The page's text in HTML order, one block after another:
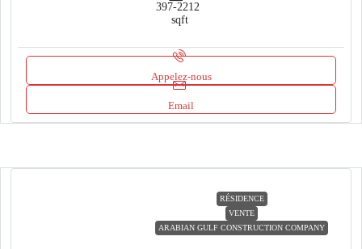
397-2212
sqft
Appelez-nous
Email
RÉSIDENCE
VENTE
ARABIAN GULF CONSTRUCTION COMPANY